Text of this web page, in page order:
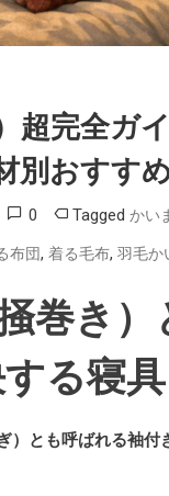
超完全ガ
別おすす
0 Tagged かい
布団, 着る毛布, 羽毛か
巻き
る寝具
）とも呼ばれる袖付